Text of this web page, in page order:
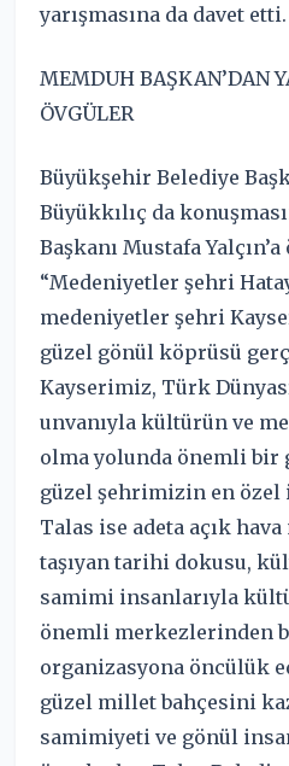
yarışmasına da davet etti.
MEMDUH BAŞKAN’DAN
ÖVGÜLER
Büyükşehir Belediye
Büyükkılıç da
Başkanı Mustafa
“Medeniyetler şehri
medeniyetler şehri
güzel gönül köprüsü
Kayserimiz, Türk
unvanıyla kültürün ve
olma yolunda önemli bir
güzel şehrimizin en
Talas ise adeta açık
taşıyan tarihi dokusu,
samimi insanlarıyla
önemli merkezlerinden
organizasyona öncülük
güzel millet bahçesini
samimiyeti ve gönül